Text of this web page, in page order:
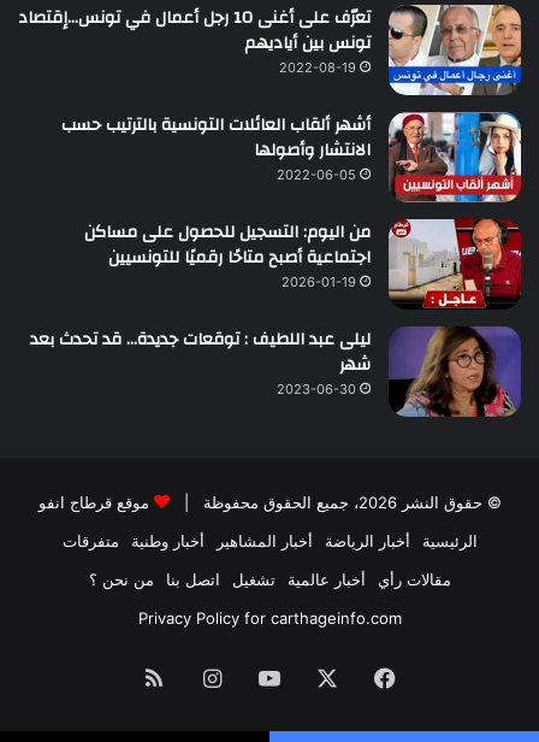
تعرّف على أغنى 10 رجل أعمال في تونس…إقتصاد
تونس بين أياديهم
2022-08-19
أشهر ألقاب العائلات التونسية بالترتيب حسب
الانتشار وأصولها
2022-06-05
من اليوم: التسجيل للحصول على مساكن
اجتماعية أصبح متاحًا رقميًا للتونسيين
2026-01-19
ليلى عبد اللطيف : توقعات جديدة… قد تحدث بعد
شهر
2023-06-30
© حقوق النشر 2026، جميع الحقوق محفوظة |
موقع قرطاج انفو
الرئيسية
أخبار الرياضة أخبار المشاهير أخبار وطنية
متفرقات
مقالات رأي
أخبار عالمية تشغيل اتصل بنا
من نحن ؟
Privacy Policy for carthageinfo.com
فيسبوك ‫YouTubeانستقرام
الموقع